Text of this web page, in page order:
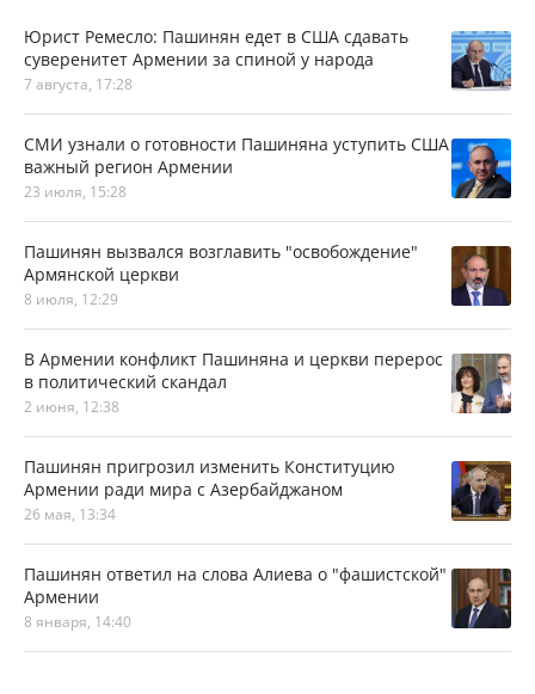
Юрист Ремесло: Пашинян едет в США сдавать
суверенитет Армении за спиной у народа
7 августа, 17:28
СМИ узнали о готовности Пашиняна уступить США
важный регион Армении
23 июля, 15:28
Пашинян вызвался возглавить "освобождение"
Армянской церкви
8 июля, 12:29
В Армении конфликт Пашиняна и церкви перерос
в политический скандал
2 июня, 12:38
Пашинян пригрозил изменить Конституцию
Армении ради мира с Азербайджаном
26 мая, 13:34
Пашинян ответил на слова Алиева о "фашистской"
Армении
8 января, 14:40